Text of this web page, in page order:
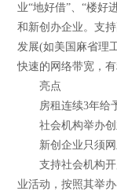
业“地好借”、“楼好
和新创办企业。支
发展(如美国麻省理
快速的网络带宽，
亮点
房租连续3年给予
社会机构举办创
新创企业只须网
支持社会机构开
业活动，按照其举